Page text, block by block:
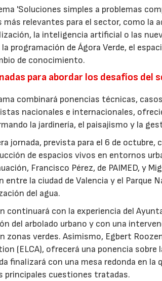
'Soluciones simples a problemas
más relevantes para el sector, como la
la inteligencia artificial o las
programación de Ágora Verde, el
de conocimiento.
para abordar los desafíos del
combinará ponencias técnicas,
nacionales e internacionales,
la jardinería, el paisajismo y la
jornada, prevista para el 6 de
de espacios vivos en entornos
Francisco Pérez, de PAIMED, y
entre la ciudad de Valencia y el Parque
del agua.
continuará con la experiencia del
del arbolado urbano y con una
zonas verdes. Asimismo, Egbert
(ELCA), ofrecerá una ponencia
finalizará con una mesa redonda en
principales cuestiones tratadas.